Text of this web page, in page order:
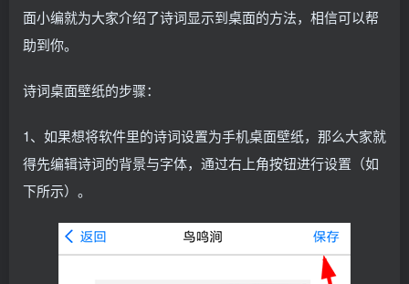
面小编就为大家介绍了诗词显示到桌面的方法，相信可以帮
助到你。
诗词桌面壁纸的步骤：
1、如果想将软件里的诗词设置为手机桌面壁纸，那么大家就
得先编辑诗词的背景与字体，通过右上角按钮进行设置（如
下所示）。